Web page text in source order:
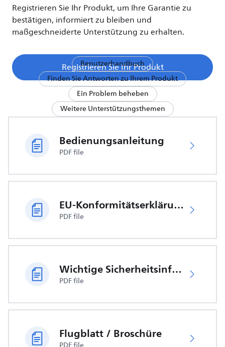
Registrieren Sie Ihr Produkt, um Ihre Garantie zu
bestätigen, informiert zu bleiben und
maßgeschneiderte Unterstützung zu erhalten.
Registrieren Sie Ihr Produkt
Benutzerhandbuch
Finden Sie Antworten zu Ihrem Produkt
Ein Problem beheben
Weitere Unterstützungsthemen
Bedienungsanleitung
PDF file
EU-Konformitätserklärung
PDF file
Wichtige Sicherheitsinformationen
PDF file
Flugblatt / Broschüre